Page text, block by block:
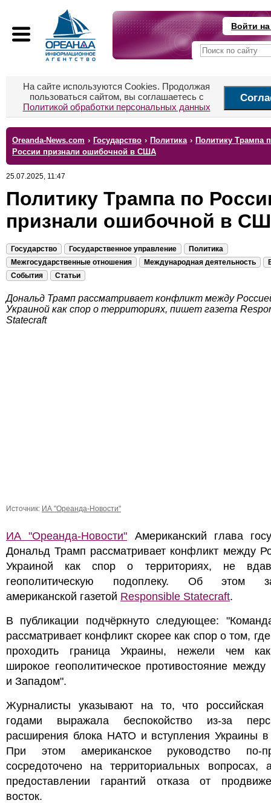
Войти
На сайте используются Cookies. Продолжая
пользоваться сайтом, вы соглашаетесь с
Политикой обработки персональных данных
Oreanda-News.com › Государство › Политика › Политику Трампа
России признали ошибочной в США
25.07.2025, 11:47
Политику Трампа по
признали ошибочной в
Государство Государственное управление
Политика
Межгосударственные отношения
Международная деятельность
События
Статьи
Дональд Трамп рассматривает конфликт между
Украиной как спор о территориях, пишет газета
Statecraft
Источник: ИА "Ореанда-Новости"
ИА "Ореанда-Новости" Американский глава
Дональд Трамп рассматривает конфликт между
Украиной как спор о территориях, не
геополитическую подоплеку. Об этом
американской газетой Responsible Statecraft.
В публикации подчёркнуто следующее:
рассматривает конфликт скорее как спор о том,
проходить граница Украины, нежели чем
широкое геополитическое противостояние между
и Западом".
Журналисты указывают на то, что российская
годами выражала беспокойство из-за
расширения блока НАТО и вступления Украины в
При этом американское руководство по-
сосредоточено на территориальных
предоставлении гарантий отказа от
восток.